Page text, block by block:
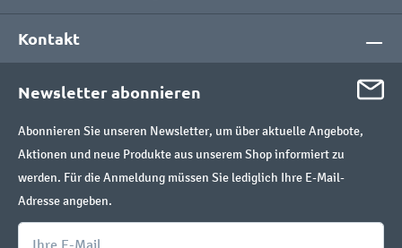
Kontakt
Newsletter abonnieren
Abonnieren Sie unseren Newsletter, um über aktuelle Angebote,
Aktionen und neue Produkte aus unserem Shop informiert zu
werden. Für die Anmeldung müssen Sie lediglich Ihre E-Mail-
Adresse angeben.